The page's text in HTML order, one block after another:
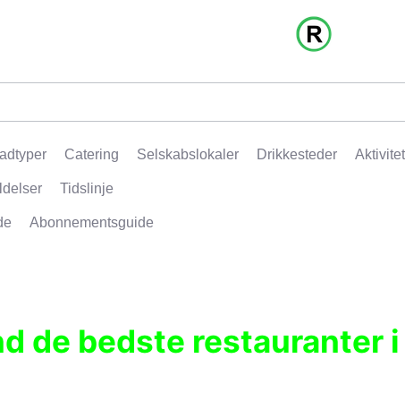
Catering Selskabslokaler Drikkesteder
Tidslinje
Abonnementsguide
de bedste restauranter